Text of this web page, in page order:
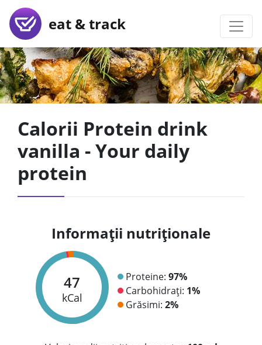
eat & track
Calorii Protein drink
vanilla - Your daily
protein
Informații nutriționale
47
kCal
Proteine: 97%
Carbohidrați: 1%
Grăsimi: 2%